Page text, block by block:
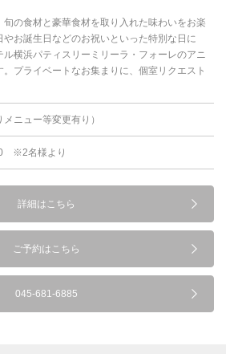
の食材と豪華食材を取り入れた味わいをお楽
やお誕生日などのお祝いといった特別な日に
横浜パティスリーミリーラ・フォーレのアニ
プライベートなお集まりに、個室リクエスト
ニュー等変更有り）
※2名様より
詳細はこちら
ご予約はこちら
045-681-6885